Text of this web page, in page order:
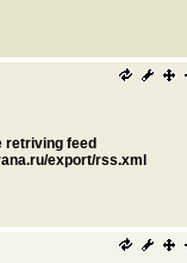
retriving feed
export/rss.xml